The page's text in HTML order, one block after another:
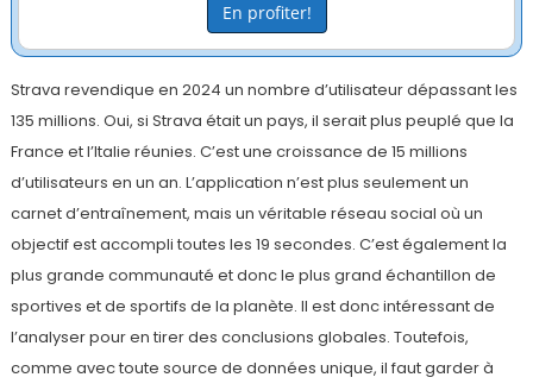
En profiter!
Strava revendique en 2024 un nombre d’utilisateur dépassant les
135 millions. Oui, si Strava était un pays, il serait plus peuplé que la
France et l’Italie réunies. C’est une croissance de 15 millions
d’utilisateurs en un an. L’application n’est plus seulement un
carnet d’entraînement, mais un véritable réseau social où un
objectif est accompli toutes les 19 secondes. C’est également la
plus grande communauté et donc le plus grand échantillon de
sportives et de sportifs de la planète. Il est donc intéressant de
l’analyser pour en tirer des conclusions globales. Toutefois,
comme avec toute source de données unique, il faut garder à